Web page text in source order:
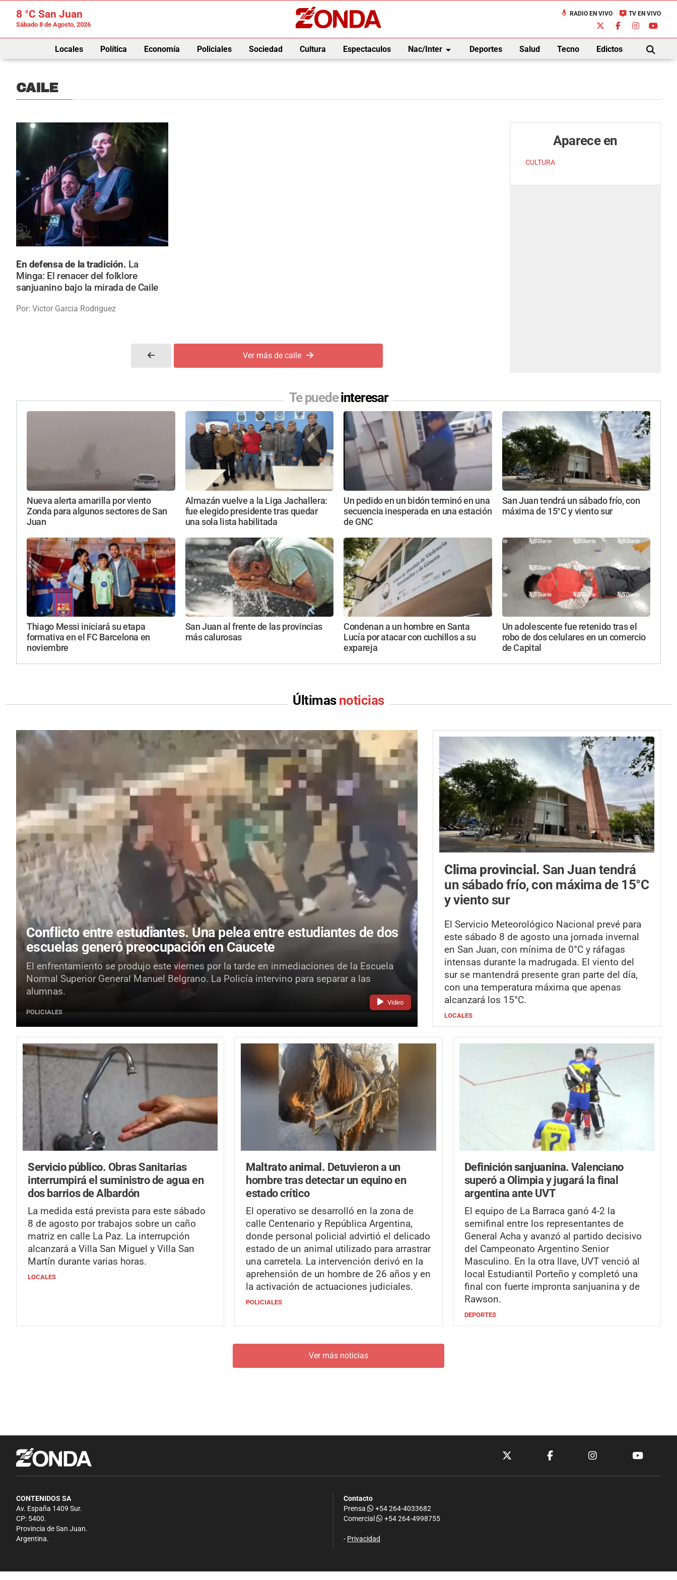
8 °C San Juan
Sábado 8 de Agosto, 2026
mic RADIO EN VIVO live_tv TV EN VIVO
Locales Política Economía Policiales Sociedad Cultura Espectaculos Nac/Interarrow_drop_down Deportes Salud Tecno Edictos
BUSCAR
CAILE
En defensa de la tradición. La
Minga: El renacer del folklore
sanjuanino bajo la mirada de Caile
Por: Victor Garcia Rodriguez
Ver más de caile
Aparece en
CULTURA
Te puedeinteresar
Nueva alerta amarilla por viento
Zonda para algunos sectores de San
Juan
Almazán vuelve a la Liga Jachallera:
fue elegido presidente tras quedar
una sola lista habilitada
Un pedido en un bidón terminó en una
secuencia inesperada en una estación
de GNC
San Juan tendrá un sábado frío, con
máxima de 15°C y viento sur
Thiago Messi iniciará su etapa
formativa en el FC Barcelona en
noviembre
San Juan al frente de las provincias
más calurosas
Condenan a un hombre en Santa
Lucía por atacar con cuchillos a su
expareja
Un adolescente fue retenido tras el
robo de dos celulares en un comercio
de Capital
Últimas noticias
Video
Conflicto entre estudiantes.Una pelea entre estudiantes de dos
escuelas generó preocupación en Caucete
El enfrentamiento se produjo este viernes por la tarde en inmediaciones de la Escuela
Normal Superior General Manuel Belgrano. La Policía intervino para separar a las
alumnas.
POLICIALES
Clima provincial. San Juan tendrá
un sábado frío, con máxima de 15°C
y viento sur
El Servicio Meteorológico Nacional prevé para
este sábado 8 de agosto una jornada invernal
en San Juan, con mínima de 0°C y ráfagas
intensas durante la madrugada. El viento del
sur se mantendrá presente gran parte del día,
con una temperatura máxima que apenas
alcanzará los 15°C.
LOCALES
Servicio público. Obras Sanitarias
interrumpirá el suministro de agua en
dos barrios de Albardón
La medida está prevista para este sábado
8 de agosto por trabajos sobre un caño
matriz en calle La Paz. La interrupción
alcanzará a Villa San Miguel y Villa San
Martín durante varias horas.
LOCALES
Maltrato animal. Detuvieron a un
hombre tras detectar un equino en
estado crítico
El operativo se desarrolló en la zona de
calle Centenario y República Argentina,
donde personal policial advirtió el delicado
estado de un animal utilizado para arrastrar
una carretela. La intervención derivó en la
aprehensión de un hombre de 26 años y en
la activación de actuaciones judiciales.
POLICIALES
Definición sanjuanina.Valenciano
superó a Olimpia y jugará la final
argentina ante UVT
El equipo de La Barraca ganó 4-2 la
semifinal entre los representantes de
General Acha y avanzó al partido decisivo
del Campeonato Argentino Senior
Masculino. En la otra llave, UVT venció al
local Estudiantil Porteño y completó una
final con fuerte impronta sanjuanina y de
Rawson.
DEPORTES
Ver más noticias
CONTENIDOS SA
Av. España 1409 Sur.
CP: 5400.
Provincia de San Juan.
Argentina.
Contacto
Prensa
+54 264-4033682
Comercial
+54 264-4998755
- Privacidad